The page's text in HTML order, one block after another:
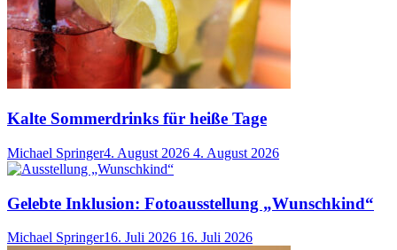
Kalte Sommerdrinks für heiße Tage
Michael Springer4. August 2026 4. August 2026
Gelebte Inklusion: Fotoausstellung „Wunschkind“
Michael Springer16. Juli 2026 16. Juli 2026